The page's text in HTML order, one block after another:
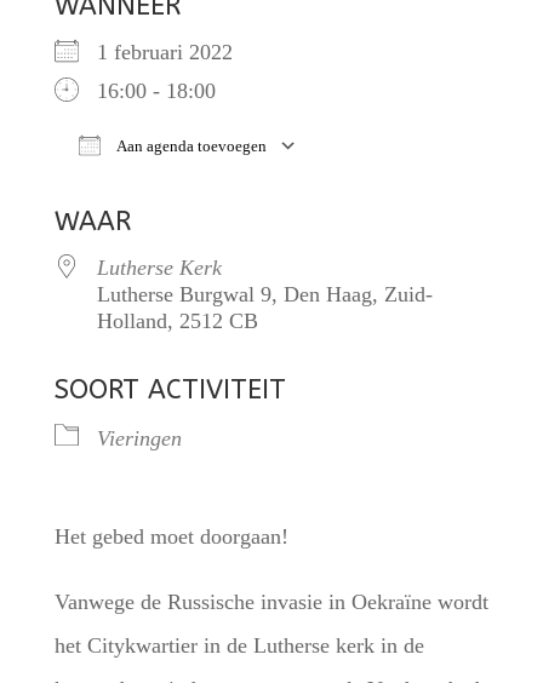
1 februari 2022
16:00 - 18:00
Aan agenda toevoegen
WAAR
Lutherse Kerk
Lutherse Burgwal 9, Den Haag, Zuid-
Holland, 2512 CB
SOORT ACTIVITEIT
Vieringen
Het gebed moet doorgaan!
Vanwege de Russische invasie in Oekraïne wordt
het Citykwartier in de Lutherse kerk in de